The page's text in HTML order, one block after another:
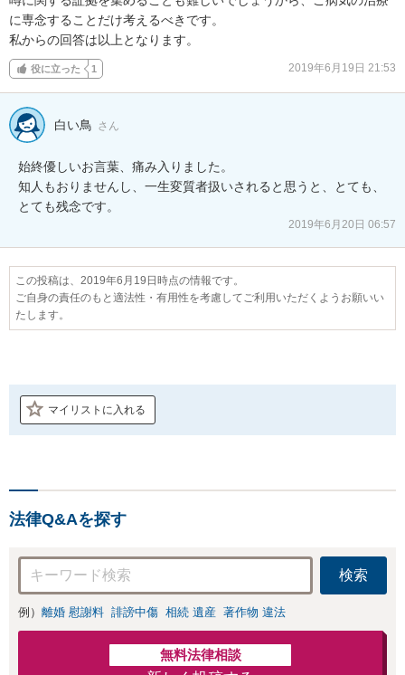
に専念することだけ考えるべきです。
私からの回答は以上となります。
役に立った 1 2019年6月19日 21:53
白い鳥 さん
始終優しいお言葉、痛み入りました。
知人もおりませんし、一生変質者扱いされると思うと、とても、
とても残念です。
2019年6月20日 06:57
この投稿は、2019年6月19日時点の情報です。
ご自身の責任のもと適法性・有用性を考慮してご利用いただくようお願いい
たします。
マイリストに入れる
法律Q&Aを探す
検索
例） 離婚 慰謝料 誹謗中傷 相続 遺産 著作物 違法
無料法律相談